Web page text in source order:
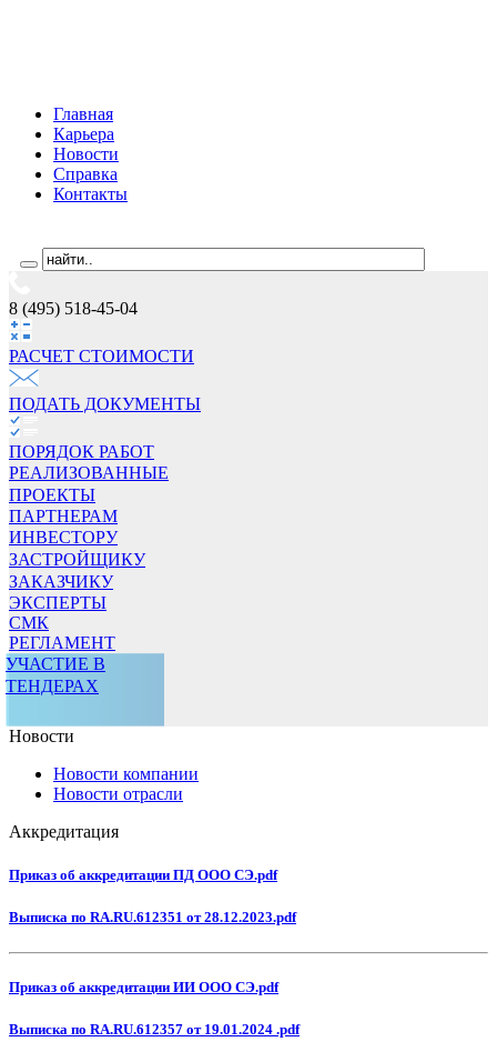
Главная
Карьера
Новости
Справка
Контакты
8 (495) 518-45-04
РАСЧЕТ СТОИМОCТИ
ПОДАТЬ ДОКУМЕНТЫ
ПОРЯДОК РАБОТ
РЕАЛИЗОВАННЫЕ
ПРОЕКТЫ
ПАРТНЕРАМ
ИНВЕСТОРУ
ЗАСТРОЙЩИКУ
ЗАКАЗЧИКУ
ЭКСПЕРТЫ
СМК
РЕГЛАМЕНТ
УЧАСТИЕ В
ТЕНДЕРАХ
Новости
Новости компании
Новости отрасли
Аккредитация
Приказ об аккредитации ПД ООО СЭ.pdf
Выписка по RA.RU.612351 от 28.12.2023.pdf
Приказ об аккредитации ИИ ООО СЭ.pdf
Выписка по RA.RU.612357 от 19.01.2024 .pdf